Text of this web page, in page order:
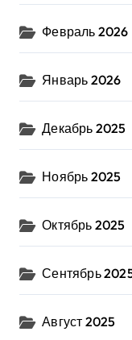
Февраль 2026
Январь 2026
Декабрь 2025
Ноябрь 2025
Октябрь 2025
Сентябрь
Август 2025